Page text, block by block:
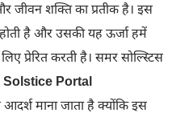
जीवन शक्ति का प्रतीक है। इस
है और उसकी यह ऊर्जा हमें
प्रेरित करती है। समर सोल्स्टिस
Solstice Portal
माना जाता है क्योंकि इस